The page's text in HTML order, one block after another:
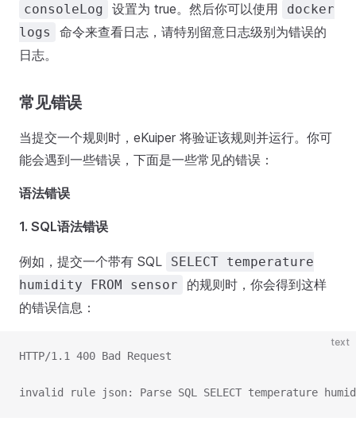
consoleLog 设置为 true。然后你可以使用
docker
logs
命令来查看日志，请特别留意日志级别为错误的
日志。
常见错误
当提交一个规则时，eKuiper 将验证该规则并运行。你可
能会遇到一些错误，下面是一些常见的错误：
语法错误
1. SQL语法错误
例如，提交一个带有 SQL
SELECT temperature
humidity FROM sensor
的规则时，你会得到这样
的错误信息：
text
HTTP/1.1 400 Bad Request
invalid rule json: Parse SQL SELECT temperature